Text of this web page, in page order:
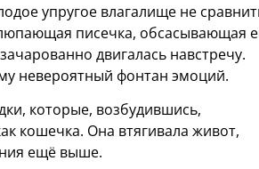
упругое влагалище не
писечка, обсасывающая
двигалась навстречу.
невероятный фонтан эмоций.
которые, возбудившись,
кошечка. Она втягивала живот,
ещё выше.